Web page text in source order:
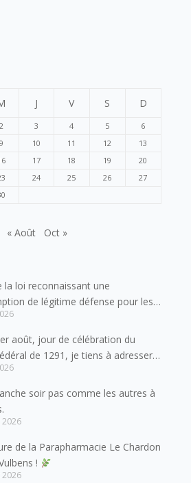
J V S D
2 3 4 5
6
9 10 11 12
13
17 18 19
20
24 25 26
27
« Août Oct »
la loi reconnaissant une
de légitime défense pour les
l’ordre
août, jour de célébration du
de 1291, je tiens à adresser
salutations à nos voisins et
et plus particulièrement aux
du bassin genevois et de l’arc
avec lesquels la Haute-Savoie
soir pas comme les autres à
de la Parapharmacie Le Chardon
!